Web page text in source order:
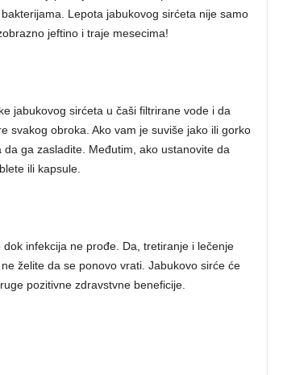
Lepota jabukovog sirćeta nije samo
jeftino i traje mesecima!
jabukovog sirćeta u čaši filtrirane vode i da
svakog obroka. Ako vam je suviše jako ili gorko
ga zasladite. Međutim, ako ustanovite da
ili kapsule.
infekcija ne prođe. Da, tretiranje i lečenje
želite da se ponovo vrati. Jabukovo sirće će
pozitivne zdravstvne beneficije.